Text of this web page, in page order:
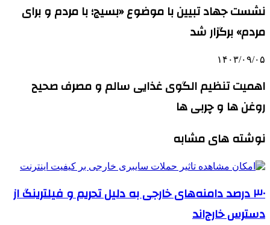
نشست جهاد تبیین با موضوع «بسیج؛ با مردم و برای
مردم» برگزار شد
۱۴۰۳/۰۹/۰۵
اهمیت تنظیم الگوی غذایی سالم و مصرف صحیح
روغن ها و چربی ها
نوشته های مشابه
۳۰ درصد دامنه‌های خارجی به دلیل تحریم و فیلترینگ از
دسترس خارج‌اند